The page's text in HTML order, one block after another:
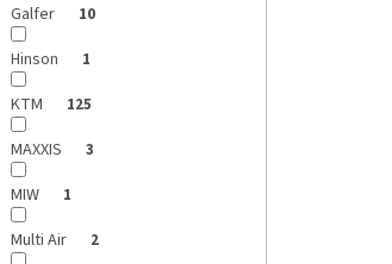
Galfer 10
Hinson 1
KTM 125
MAXXIS 3
MIW 1
Multi Air 2